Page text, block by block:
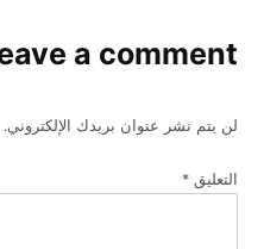
a comment
لن يتم نشر عنوان بريدك الإلكتروني.
التعليق*